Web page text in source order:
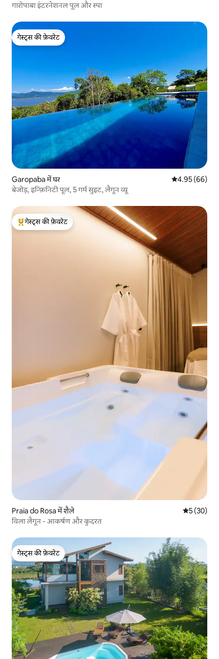
गारोपाबा इंटरनेशनल पूल और स्पा
गेस्ट्स की फ़ेवरेट
गेस्ट्स की फ़ेवरेट
Garopaba में घर औसत रेटिंग 5 में
4.95 (66)
बेजोड़, इन्फ़िनिटी पूल, 5 गर्म सुइट, लैगून व्यू
गेस्ट्स का टॉप फ़ेवरेट
गेस्ट्स की फ़ेवरेट
Praia do Rosa में शैले औसत रेटिंग
5 (30)
विला लैगून - आकर्षण और कुदरत
गेस्ट्स की फ़ेवरेट
गेस्ट्स की फ़ेवरेट